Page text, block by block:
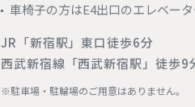
車椅子の方はE4出口のエレベー
JR「新宿駅」東口徒歩6分
西武新宿線「西武新宿駅」徒歩9
※駐車場・駐輪場のご用意はありません。